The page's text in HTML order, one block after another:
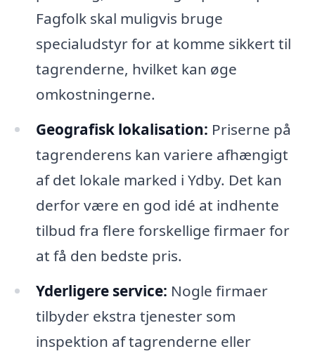
Fagfolk skal muligvis bruge
specialudstyr for at komme sikkert til
tagrenderne, hvilket kan øge
omkostningerne.
Geografisk lokalisation: Priserne på
tagrenderens kan variere afhængigt
af det lokale marked i Ydby. Det kan
derfor være en god idé at indhente
tilbud fra flere forskellige firmaer for
at få den bedste pris.
Yderligere service: Nogle firmaer
tilbyder ekstra tjenester som
inspektion af tagrenderne eller